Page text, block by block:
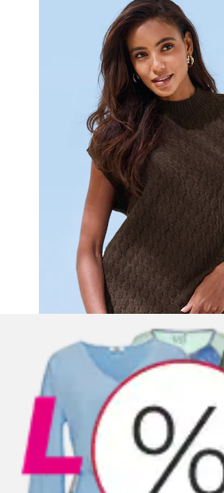
Farben
Kapuzenpullover in Leo-Optik
Buffalo
Aktueller Preis
ab 49,99 €